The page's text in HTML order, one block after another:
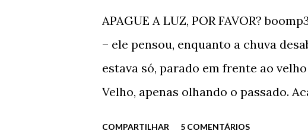
APAGUE A LUZ, POR FAVOR?
– ele pensou, enquanto a chuva
estava só, parado em frente ao
Velho, apenas olhando o passado.
COMPARTILHAR 5 COMENTÁRIOS